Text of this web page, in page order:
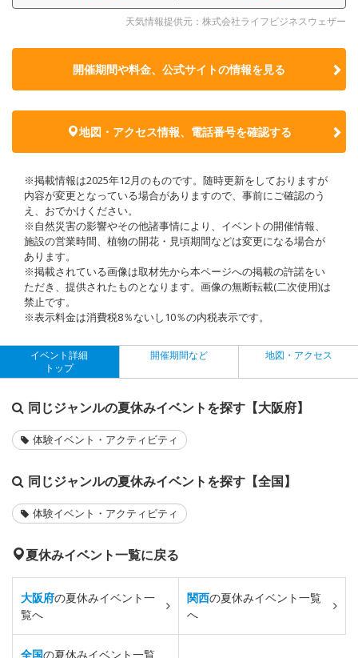
天気情報提供元：株式会社ライフビジネスウェザー
開催期間や料金、公式サイトの情報を見る
地図・アクセス情報、電話番号を確認する
※掲載情報は2025年12月のものです。随時更新をしておりますが
内容が変更となっている場合がありますので、事前にご確認のう
え、おでかけください。
※自然災害の影響やその他諸事情により、イベントの開催情報、
施設の営業時間、植物の開花・見頃期間などは変更になる場合が
あります。
※掲載されている画像は取材先から本ページへの掲載の許諾をい
ただき、提供されたものとなります。画像の無断転載(二次使用)は
禁止です。
※表示料金は消費税8％ないし10％の内税表示です。
イベント詳細
トップ
開催期間など 地図・アクセス
同じジャンルの夏休みイベントを探す【大阪府】
体験イベント・アクティビティ
同じジャンルの夏休みイベントを探す【全国】
体験イベント・アクティビティ
夏休みイベント一覧に戻る
大阪府の夏休みイベント一
覧へ
関西の夏休みイベント一覧
へ
全国の夏休みイベント一覧